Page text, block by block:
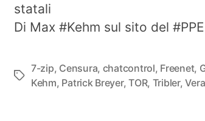
statali
Di Max #Kehm sul sito del
Tag
7-zip, Censura, chatcontrol, Freenet,
Kehm, Patrick Breyer,TOR, Tribler,